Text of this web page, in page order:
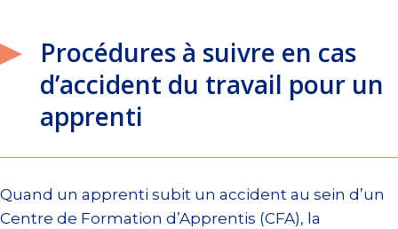
Procédures à suivre en cas
d’accident du travail pour un
apprenti
Quand un apprenti subit un accident au sein d’un
Centre de Formation d’Apprentis (CFA), la